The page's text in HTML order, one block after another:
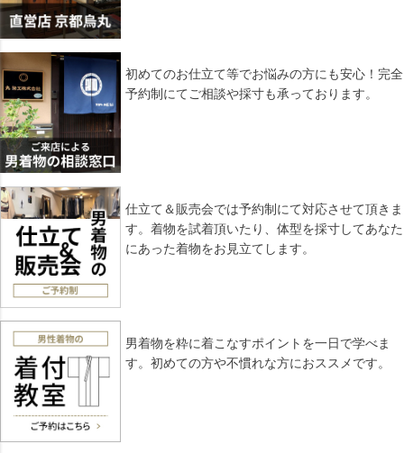
初めてのお仕立て等でお悩みの方にも安心！完全
予約制にてご相談や採寸も承っております。
仕立て＆販売会では予約制にて対応させて頂きま
す。着物を試着頂いたり、体型を採寸してあなた
にあった着物をお見立てします。
男着物を粋に着こなすポイントを一日で学べま
す。初めての方や不慣れな方におススメです。